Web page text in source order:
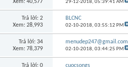
Xem: 40,577 29-12-2018,05:39:41 AM
Trả lời: 2
Xem: 28,993
BLCNC
02-10-2018,03:55:12 PM
Trả lời: 34
Xem: 78,379
menudep247@gmail.com
02-10-2018,03:44:25 PM
Trả lời: 0
cuocsongs